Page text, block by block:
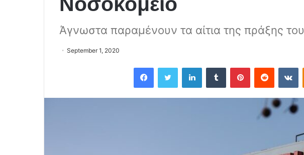
Άγνωστα παραμένουν τα αίτια της πράξης του
September 1, 2020